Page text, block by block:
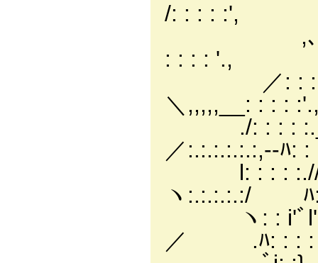
/: : : : :',
,､ '": : :./
: : : : '.,
／: : : : :
＼,,,,,__: : : :
./: : : :
／:.:.:.:.:.:,-‐ﾊ:
l: : : : :.//-
ヽ:.:.:.:.:/ ﾊ:
ヽ: : i'ﾞl'
／ .ﾊ: : : :